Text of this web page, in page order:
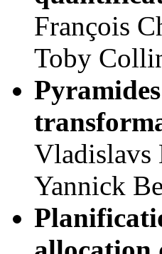
François
Toby
Vladislavs
Yannick